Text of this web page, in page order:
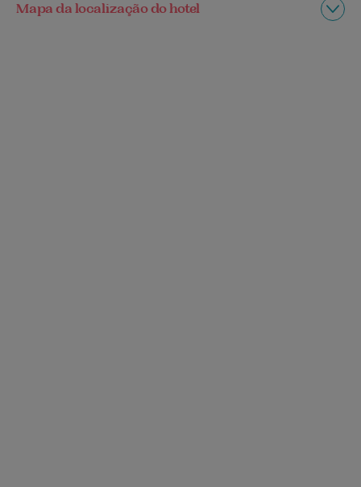
Mapa da localização do hotel